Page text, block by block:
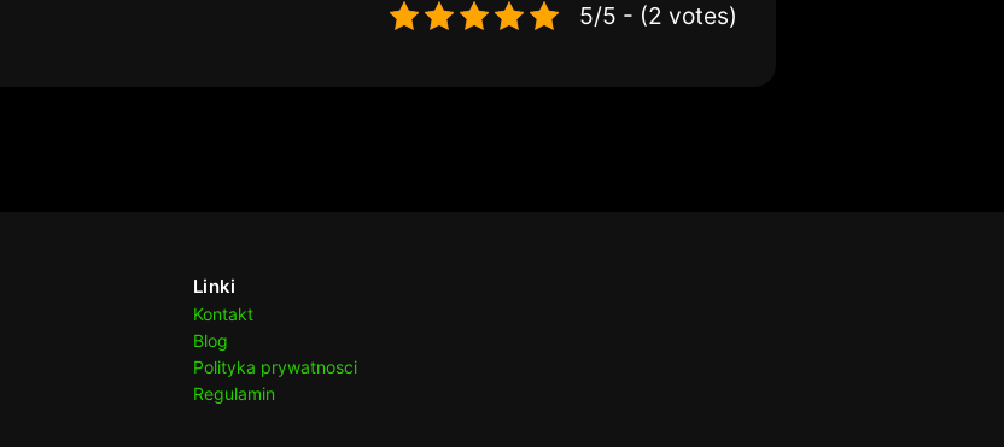
5/5 - (2 votes)
Linki
Kontakt
Blog
Polityka prywatnosci
Regulamin